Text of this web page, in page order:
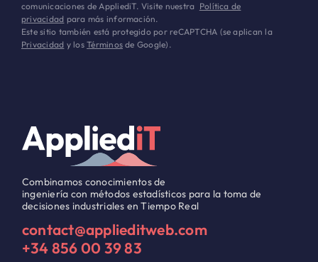
comunicaciones de AppliediT. Visite nuestra Política de
privacidad para más información.
Este sitio también está protegido por reCAPTCHA (se aplican la
Privacidad y losTérminos de Google).
Combinamos conocimientos de
ingeniería con métodos estadísticos para la toma de
decisiones industriales en Tiempo Real
contact@applieditweb.com
+34 856 00 39 83